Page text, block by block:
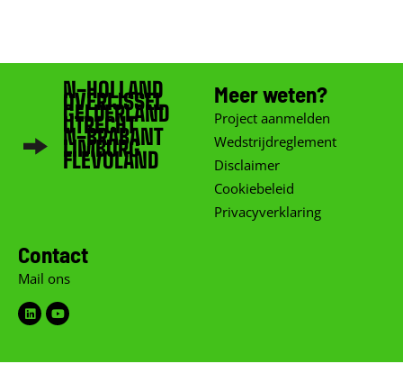
N-HOLLAND
OVERIJSSEL
GELDERLAND
UTRECHT
N-BRABANT
LIMBURG
FLEVOLAND
Meer weten?
Project aanmelden
Wedstrijdreglement
Disclaimer
Cookiebeleid
Privacyverklaring
Contact
Mail ons
LinkedinYoutube